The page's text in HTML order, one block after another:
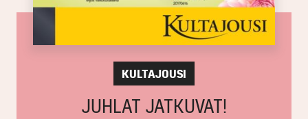
KULTAJOUSI
JUHLAT JATKUVAT!